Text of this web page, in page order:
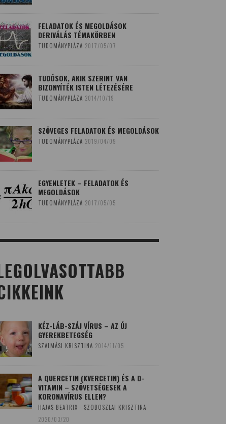
FELADATOK ÉS MEGOLDÁSOK
DERIVÁLÁS TÉMAKÖRBEN
TUDOMÁNYPLÁZA 2017/05/07
TUDÓSOK, AKIK SZERINT VAN
BIZONYÍTÉK ISTEN LÉTEZÉSÉRE
TUDOMÁNYPLÁZA 2014/10/19
SZÖVEGES FELADATOK ÉS MEGOLDÁSOK
TUDOMÁNYPLÁZA 2019/04/09
EGYENLETEK – FELADATOK ÉS
MEGOLDÁSOK
TUDOMÁNYPLÁZA 2017/05/05
KÉZ-LÁB-SZÁJ VÍRUS – AZ ÚJ
GYEREKBETEGSÉG
SZALMÁSI KRISZTINA 2014/11/05
A QUERCETIN (KVERCETIN) ÉS A D-
VITAMIN – SZÖVETSÉGESEK A
KORONAVÍRUS ELLEN?
HAJAS BEATRIX - SZOBOSZLAI KRISZTINA
2020/03/20